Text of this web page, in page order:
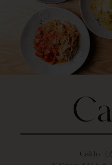
「Caldo（